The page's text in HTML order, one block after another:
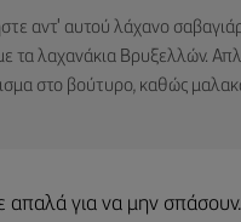
αντ' αυτού λάχανο
τα λαχανάκια Βρυξελλών.
στο βούτυρο, καθώς
απαλά για να μην